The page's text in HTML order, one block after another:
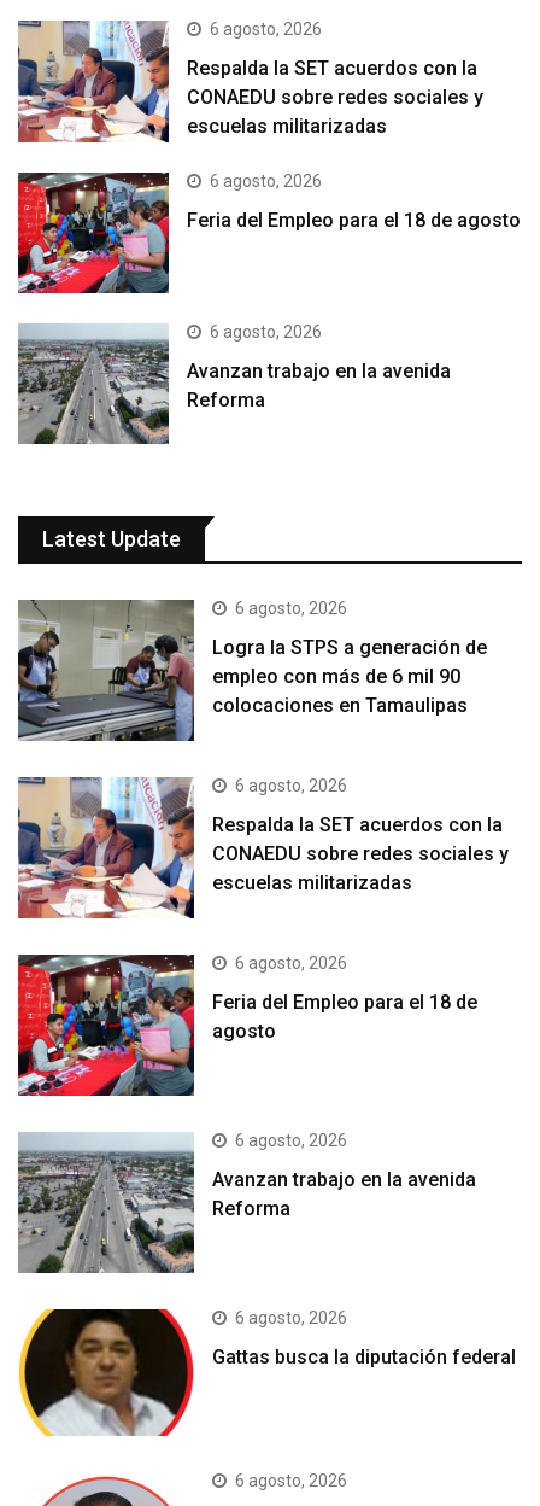
6 agosto, 2026
Respalda la SET acuerdos con la
CONAEDU sobre redes sociales y
escuelas militarizadas
6 agosto, 2026
Feria del Empleo para el 18 de agosto
6 agosto, 2026
Avanzan trabajo en la avenida
Reforma
Latest Update
6 agosto, 2026
Logra la STPS a generación de
empleo con más de 6 mil 90
colocaciones en Tamaulipas
6 agosto, 2026
Respalda la SET acuerdos con la
CONAEDU sobre redes sociales y
escuelas militarizadas
6 agosto, 2026
Feria del Empleo para el 18 de
agosto
6 agosto, 2026
Avanzan trabajo en la avenida
Reforma
6 agosto, 2026
Gattas busca la diputación federal
6 agosto, 2026